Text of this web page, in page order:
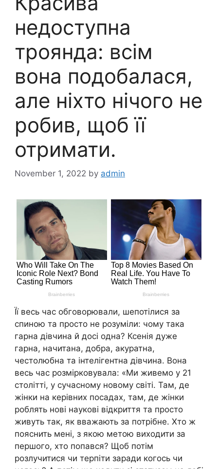
недоступна
троянда: всім
вона подобалася,
але ніхто нічого не
робив, щоб її
отримати.
November 1, 2022 by admin
Її весь час обговорювали, шепотілися за
спиною та просто не розуміли: чому така
гарна дівчина й досі одна? Ксенія дуже
гарна, начитана, добра, акуратна,
честолюбна та інтелігентна дівчина. Вона
весь час розмірковувала: «Ми живемо у 21
столітті, у сучасному новому світі. Там, де
жінки на керівних посадах, там, де жінки
роблять нові наукові відкриття та просто
живуть так, як вважають за потрібне. Хто ж
пояснить мені, з якою метою виходити за
першого, хто попався? Щоб потім
розлучитися чи терпіти заради когось чи